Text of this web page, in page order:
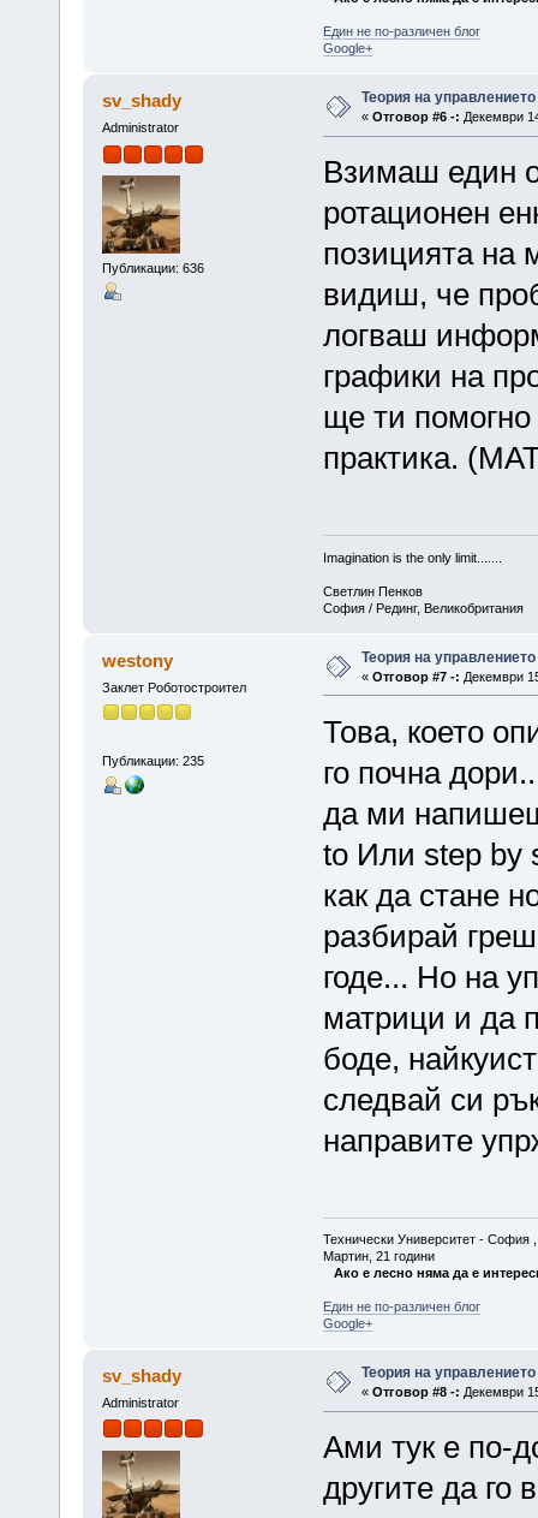
Един не по-различен блог
Google+
sv_shady
Administrator
Публикации: 636
Теория на управлението
« Отговор #6 -: Декември
Взимаш един
ротационен
позицията на
видиш, че
логваш
графики на
ще ти
практика.
Imagination is the only limit.......
Светлин Пенков
София / Рединг, Великобритания
westony
Заклет Роботостроител
Публикации: 235
Теория на управлението
« Отговор #7 -: Декември
Това, което
го почна
да ми
to Или step by
как да стане
разбирай
годе... Но на
матрици и да
боде,
следвай си
направите
Технически Университет - София
Мартин, 21 години
Ако е лесно няма да е
Един не по-различен блог
Google+
sv_shady
Administrator
Теория на управлението
« Отговор #8 -: Декември
Ами тук е по-
другите да го